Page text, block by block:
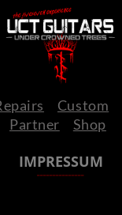
Custom
Partner
Shop
IMPRESSUM